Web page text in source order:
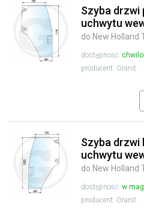
Szyba drzwi
uchwytu
do New Holland
dostępność:
producent: Granit
Szyba drzwi
uchwytu
do New Holland
dostępność: w
producent: Granit